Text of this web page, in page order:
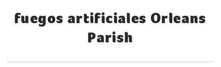
fuegos artificiales Orleans
Parish